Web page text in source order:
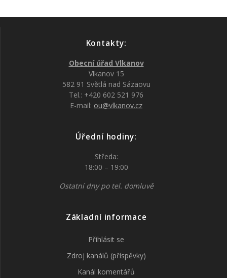
Kontakty:
Obecní úřad Vlkanov
Vlkanov 15
582 91 Světlá nad Sázaovu
Tel.: +420 602 521 976
E-mail: ou@vlkanov.cz
Úřední hodiny:
Středa:
18:00 – 19:00
Ostatní dny po tel. domluvě
Základní informace
Přihlásit se
Zdroj kanálů (příspěvky)
Kanál komentářů